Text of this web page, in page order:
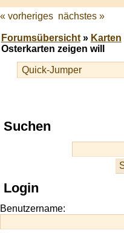
« vorheriges nächstes »
Forumsübersicht» Karten
Osterkarten zeigen will
Play
best
site
https://onlineslots.money/
Suchen
Login
Benutzername: